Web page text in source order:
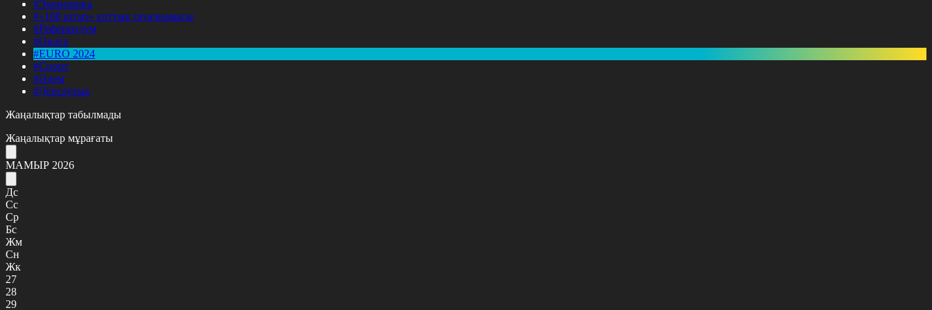
#Экономика
#«100 кітап» ұлттық сауалнамасы
#Референдум
#Оқиға
#EURO 2024
#Спорт
#Әлем
#Денсаулық
Жаңалықтар табылмады
Жаңалықтар мұрағаты
МАМЫР 2026
Дс
Сс
Ср
Бс
Жм
Сн
Жк
27
28
29